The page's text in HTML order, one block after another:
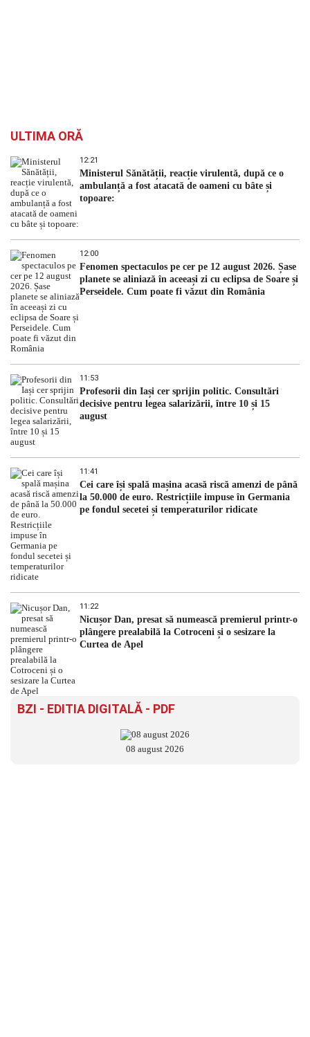
ULTIMA ORĂ
12:21
Ministerul Sănătății, reacție virulentă, după ce o
ambulanță a fost atacată de oameni cu bâte și
topoare:
12:00
Fenomen spectaculos pe cer pe 12 august 2026. Șase
planete se aliniază în aceeași zi cu eclipsa de Soare și
Perseidele. Cum poate fi văzut din România
11:53
Profesorii din Iași cer sprijin politic. Consultări
decisive pentru legea salarizării, între 10 și 15
august
11:41
Cei care își spală mașina acasă riscă amenzi de până
la 50.000 de euro. Restricțiile impuse în Germania
pe fondul secetei și temperaturilor ridicate
11:22
Nicușor Dan, presat să numească premierul printr-o
plângere prealabilă la Cotroceni și o sesizare la
Curtea de Apel
BZI - EDITIA DIGITALĂ - PDF
08 august 2026